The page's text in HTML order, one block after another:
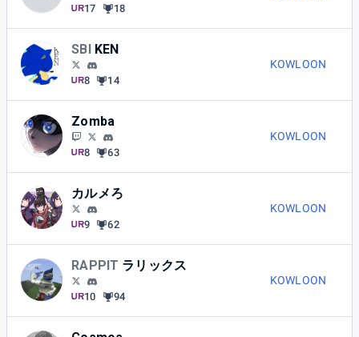
17 18
SBI KEN
8 14
KOWLOON
Zomba
8 63
KOWLOON
カルメろ
9 62
KOWLOON
RAPPIT ラリックス
10 94
KOWLOON